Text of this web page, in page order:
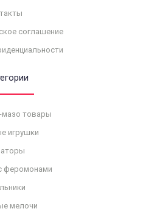
соглашение
мазо товары
игрушки
феромонами
мелочи